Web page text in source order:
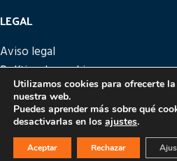
LEGAL
Aviso legal
Política de cookies
Política de privacidad
Política de devoluciones
PICATTO DISEÑO Y
Utilizamos cookies para ofrecerte
nuestra web.
Puedes aprender más sobre qué
desactivarlas en los ajustes.
Aceptar Rechazar